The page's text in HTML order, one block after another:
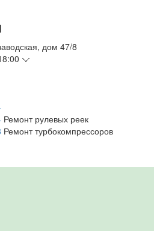
дом 47/8
Ремонт рулевых реек
Ремонт турбокомпрессоров